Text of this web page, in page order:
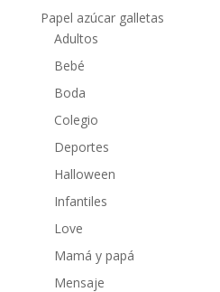
Papel azúcar galletas
Adultos
Bebé
Boda
Colegio
Deportes
Halloween
Infantiles
Love
Mamá y papá
Mensaje